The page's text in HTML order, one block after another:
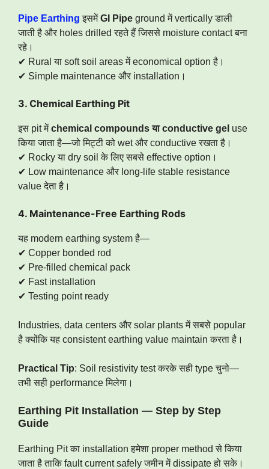
Pipe Earthing इसमेंGI Pipe ground में vertically डाली
जाती है और holes drilled रहते हैं जिससे moisture contact बना
रहे।
✔ Rural या soft soil areas में economical option है।
✔ Simple maintenance और installation।
3. Chemical Earthing Pit
इस pit मेंchemical compounds या conductive gel use
किया जाता है—जो मिट्टी को wet और conductive रखता है।
✔ Rocky या dry soil के लिए सबसे effective option।
✔ Low maintenance और long-life stable resistance
value देता है।
4. Maintenance-Free Earthing Rods
यह modern earthing system है—
✔ Copper bonded rod
✔ Pre-filled chemical pack
✔ Fast installation
✔ Testing point ready
Industries, data centers और solar plants में सबसे popular
है क्योंकि यह consistent earthing value maintain करता है।
Practical Tip: Soil resistivity test करके सही type चुनो—
तभी सही performance मिलेगा।
Earthing Pit Installation — Step by Step
Guide
Earthing Pit का installation हमेशा proper method से किया
जाता है ताकि fault current safely जमीन में dissipate हो सके।